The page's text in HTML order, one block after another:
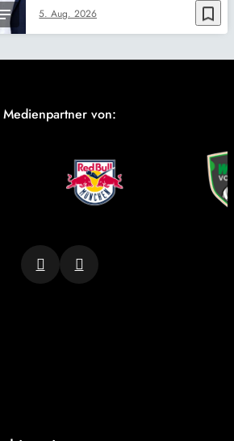
bookmark_border
5. Aug. 2026
Medienpartner von: